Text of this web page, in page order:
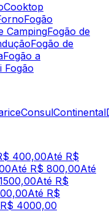
Cooktop
Fogão
CampingFogão de
Fogão de
Fogão a
Fogão
ConsulContinental
400,00Até R$
Até R$ 800,00Até
Até R$
Até R$
4000,00